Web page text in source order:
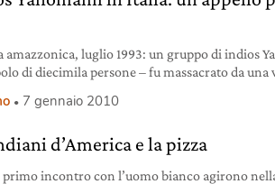
amazzonica, luglio 1993: un gruppo di indios
di diecimila persone – fu massacrato da una
7 gennaio 2010
d’America e la pizza
primo incontro con l’uomo bianco agirono